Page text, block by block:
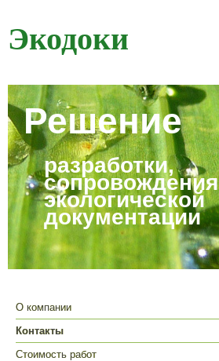
Экодоки
Решение
разработки,
сопровождения
экологической
документации
О компании
Контакты
Стоимость работ